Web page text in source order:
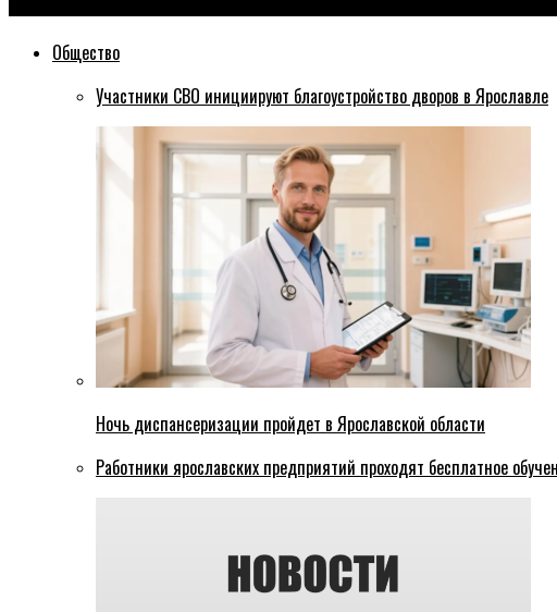
Общество
Участники СВО инициируют благоустройство дворов в Ярославле
Ночь диспансеризации пройдет в Ярославской области
Работники ярославских предприятий проходят бесплатное